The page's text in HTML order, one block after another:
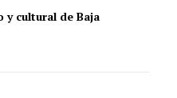
y cultural de Baja